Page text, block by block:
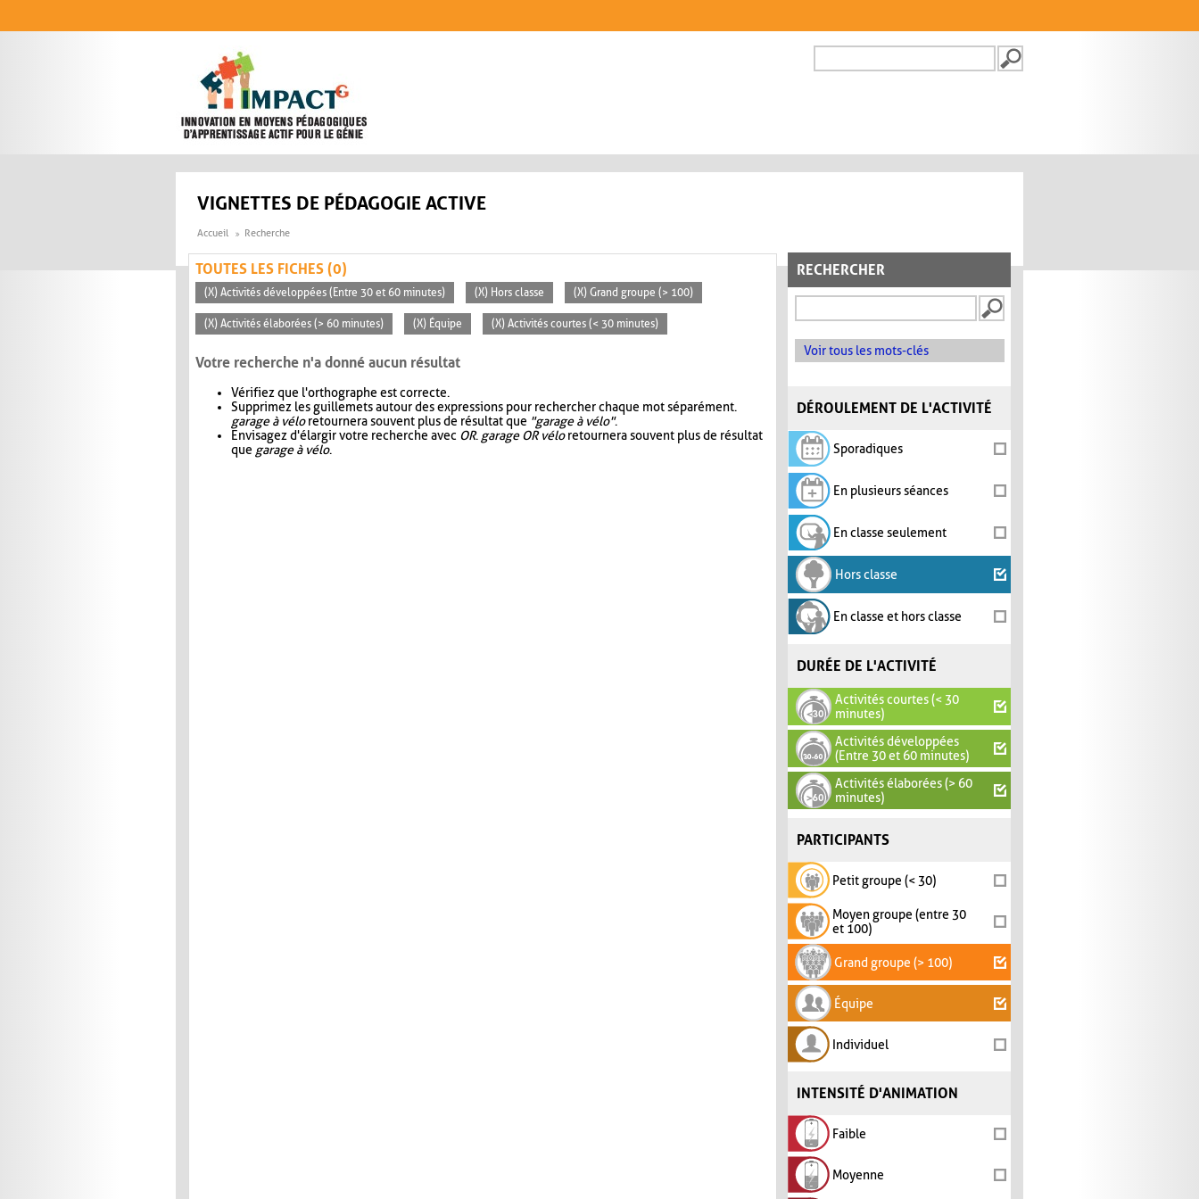
FORMULAIRE DE
VIGNETTES DE PÉDAGOGIE ACTIVE
Accueil Recherche
RECHERCHER
Voir tous les mots-clés
DÉROULEMENT DE L'ACTIVITÉ
Sporadiques
En plusieurs séances
En classe seulement
Hors classe
En classe et hors classe
DURÉE DE L'ACTIVITÉ
Activités courtes (< 30
minutes)
Activités développées
(Entre 30 et 60 minutes)
Activités élaborées (> 60
minutes)
PARTICIPANTS
Petit groupe (< 30)
Moyen groupe (entre 30
et 100)
Grand groupe (> 100)
Équipe
Individuel
INTENSITÉ D'ANIMATION
Faible
Moyenne
TOUTES LES FICHES (0)
(X) Activités développées (Entre 30 et 60 minutes) (X) Hors classe (X) Grand groupe (> 100)
(X) Activités élaborées (> 60 minutes) (X) Équipe (X) Activités courtes (< 30 minutes)
Votre recherche n'a donné aucun résultat
Vérifiez que l'orthographe est correcte.
Supprimez les guillemets autour des expressions pour rechercher chaque mot séparément.
garage à véloretournera souvent plus de résultat que "garage à vélo".
Envisagez d'élargir votre recherche avec OR. garage OR véloretournera souvent plus de résultat
que garage à vélo.